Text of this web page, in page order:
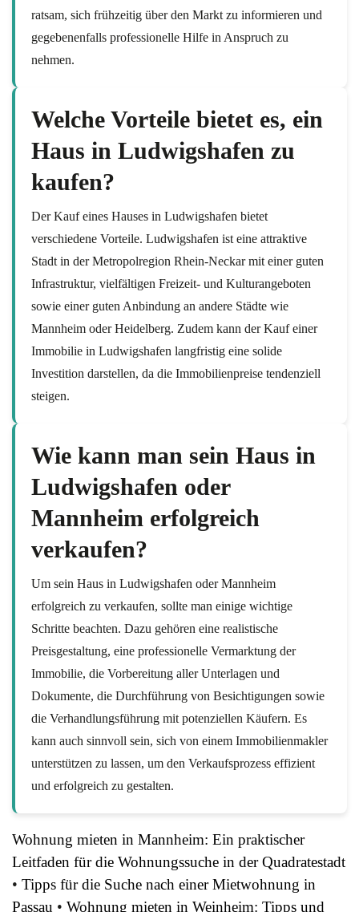
ratsam, sich frühzeitig über den Markt zu informieren und
gegebenenfalls professionelle Hilfe in Anspruch zu
nehmen.
Welche Vorteile bietet es, ein
Haus in Ludwigshafen zu
kaufen?
Der Kauf eines Hauses in Ludwigshafen bietet
verschiedene Vorteile. Ludwigshafen ist eine attraktive
Stadt in der Metropolregion Rhein-Neckar mit einer guten
Infrastruktur, vielfältigen Freizeit- und Kulturangeboten
sowie einer guten Anbindung an andere Städte wie
Mannheim oder Heidelberg. Zudem kann der Kauf einer
Immobilie in Ludwigshafen langfristig eine solide
Investition darstellen, da die Immobilienpreise tendenziell
steigen.
Wie kann man sein Haus in
Ludwigshafen oder
Mannheim erfolgreich
verkaufen?
Um sein Haus in Ludwigshafen oder Mannheim
erfolgreich zu verkaufen, sollte man einige wichtige
Schritte beachten. Dazu gehören eine realistische
Preisgestaltung, eine professionelle Vermarktung der
Immobilie, die Vorbereitung aller Unterlagen und
Dokumente, die Durchführung von Besichtigungen sowie
die Verhandlungsführung mit potenziellen Käufern. Es
kann auch sinnvoll sein, sich von einem Immobilienmakler
unterstützen zu lassen, um den Verkaufsprozess effizient
und erfolgreich zu gestalten.
Wohnung mieten in Mannheim: Ein praktischer
Leitfaden für die Wohnungssuche in der Quadratestadt
• Tipps für die Suche nach einer Mietwohnung in
Passau • Wohnung mieten in Weinheim: Tipps und